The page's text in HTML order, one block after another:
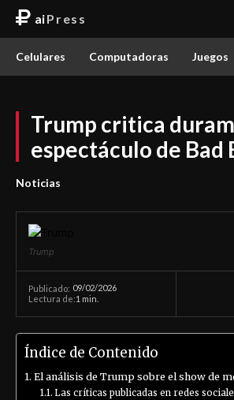
aiPress
Celulares Computadoras Juegos
Trump critica
espectáculo de Bad
Noticias
Trump
Publicado: 09/02/2026
Lectura de:1 min.
Índice de Contenido
El análisis de Trump sobre el show de
Las críticas publicadas en redes